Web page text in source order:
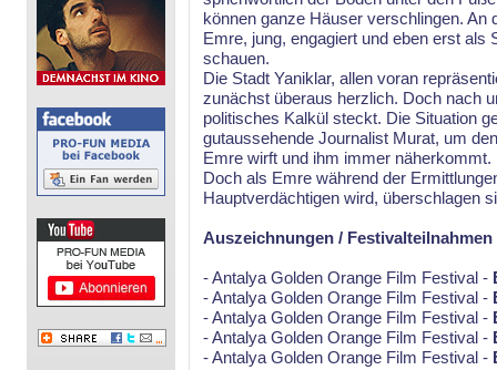
können ganze Häuser verschlingen.
Emre, jung, engagiert und eben erst als
schauen.
Die Stadt Yaniklar, allen voran
zunächst überaus herzlich. Doch nach
politisches Kalkül steckt. Die Situation
gutaussehende Journalist Murat, um
Emre wirft und ihm immer näherkommt.
Doch als Emre während der
Hauptverdächtigen wird, überschlagen
Auszeichnungen /
- Antalya Golden Orange Film Festival -
- Antalya Golden Orange Film Festival -
- Antalya Golden Orange Film Festival -
- Antalya Golden Orange Film Festival -
- Antalya Golden Orange Film Festival -